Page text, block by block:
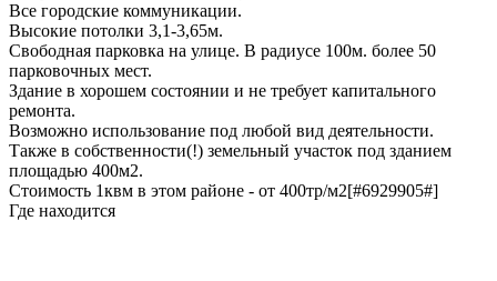
Все городские коммуникации.
Высокие потолки 3,1-3,65м.
Свободная парковка на улице. В радиусе 100м. более 50
парковочных мест.
Здание в хорошем состоянии и не требует капитального
ремонта.
Возможно использование под любой вид деятельности.
Также в собственности(!) земельный участок под зданием
площадью 400м2.
Стоимость 1квм в этом районе - от 400тр/м2[#6929905#]
Где находится